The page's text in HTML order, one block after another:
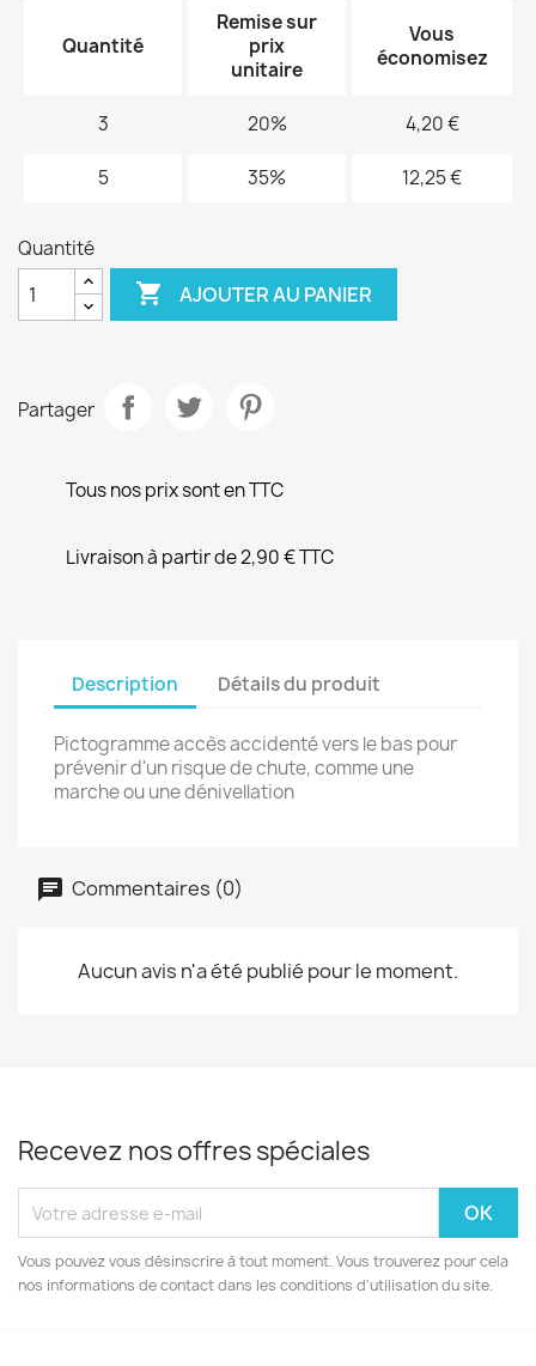
Quantité
Remise sur
prix
unitaire
Vous
économisez
3 20% 4,20 €
5 35% 12,25 €
Quantité
 AJOUTER AU PANIER
Partager
Tous nos prix sont en TTC
Livraison à partir de 2,90 € TTC
Description Détails du produit
Pictogramme accès accidenté vers le bas pour
prévenir d'un risque de chute, comme une
marche ou une dénivellation
Commentaires (0)
Aucun avis n'a été publié pour le moment.
Recevez nos offres spéciales
Vous pouvez vous désinscrire à tout moment. Vous trouverez pour cela
nos informations de contact dans les conditions d'utilisation du site.